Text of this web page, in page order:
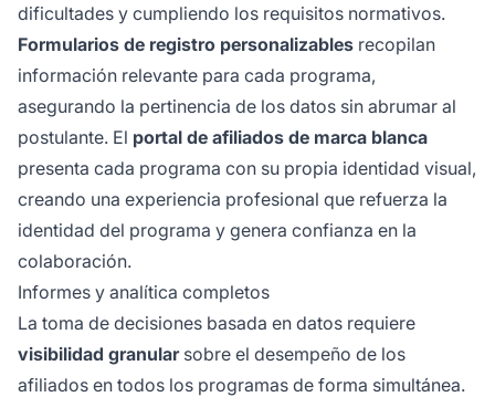
dificultades y cumpliendo los requisitos normativos.
Formularios de registro personalizables recopilan
información relevante para cada programa,
asegurando la pertinencia de los datos sin abrumar al
postulante. El portal de afiliados de marca blanca
presenta cada programa con su propia identidad visual,
creando una experiencia profesional que refuerza la
identidad del programa y genera confianza en la
colaboración.
Informes y analítica completos
La toma de decisiones basada en datos requiere
visibilidad granularsobre el desempeño de los
afiliados en todos los programas de forma simultánea.